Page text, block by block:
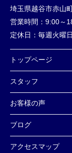
埼玉県越谷市赤山
営業時間： 9:00～
定休日： 毎週火曜
トップページ
スタッフ
お客様の声
ブログ
アクセスマップ